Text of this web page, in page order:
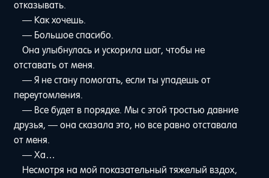
отказывать.
— Как хочешь.
— Большое спасибо.
Она улыбнулась и ускорила шаг, чтобы не
отставать от меня.
— Я не стану помогать, если ты упадешь от
переутомления.
— Все будет в порядке. Мы с этой тростью давние
друзья, — она сказала это, но все равно отставала
от меня.
— Ха…
Несмотря на мой показательный тяжелый вздох,